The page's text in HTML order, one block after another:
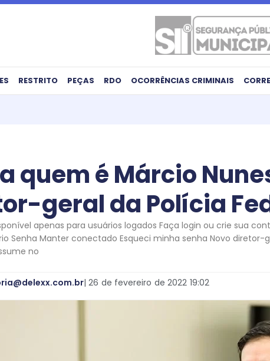
RESTRITO PEÇAS RDO OCORRÊNCIAS CRIMINAIS
quem é Márcio
geral da Polícia
apenas para usuários logados Faça login ou crie sua
Senha Manter conectado Esqueci minha senha Novo
no
| 26 de fevereiro de2022 19:02